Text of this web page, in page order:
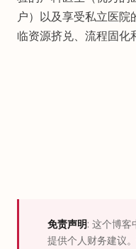
户）以及享受私立医
临资源挤兑、流程固化
免责声明: 这个博客
提供个人财务建议